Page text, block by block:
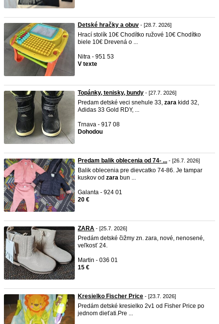
Detské hračky a obuv - [28.7. 2026]
Hrací stolík 10€ Chodítko ružové 10€ Chodítko
biele 10€ Drevená o ...
Nitra - 951 53
V texte
Topánky, tenisky, bundy - [27.7. 2026]
Predam detské veci snehule 33, zara kidd 32,
Adidas 33 Gold RDY, ...
Trnava - 917 08
Dohodou
Predam balik oblecenia od 74- ... - [26.7. 2026]
Balik oblecenia pre dievcatko 74-86. Je tampar
kuskov od zara bun ...
Galanta - 924 01
20 €
ZARA - [25.7. 2026]
Predám detské čižmy zn. zara, nové, nenosené,
veľkosť 24.
Martin - 036 01
15 €
Kresielko Fischer Price - [23.7. 2026]
Predám detské kresielko 2v1 od Fisher Price po
jednom dieťati.Pre ...